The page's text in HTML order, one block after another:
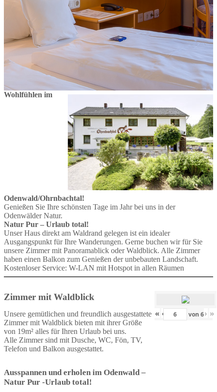
Wohlfühlen im
Odenwald/Ohrnbachtal!
Genießen Sie Ihre schönsten Tage im Jahr bei uns in der
Odenwälder Natur.
Natur Pur – Urlaub total!
Unser Haus direkt am Waldrand gelegen ist ein idealer
Ausgangspunkt für Ihre Wanderungen. Gerne buchen wir für Sie
unsere Zimmer mit Panoramablick oder Waldblick. Alle Zimmer
haben einen Balkon zum Genießen der unbebauten Landschaft.
Kostenloser Service: W-LAN mit Hotspot in allen Räumen
« ‹ von 6› »
Zimmer mit Waldblick
Unsere gemütlichen und freundlich ausgestattete
Zimmer mit Waldblick bieten mit ihrer Größe
von 19m² alles für Ihren Urlaub bei uns.
Alle Zimmer sind mit Dusche, WC, Fön, TV,
Telefon und Balkon ausgestattet.
Ausspannen und erholen im Odenwald –
Natur Pur -Urlaub total!